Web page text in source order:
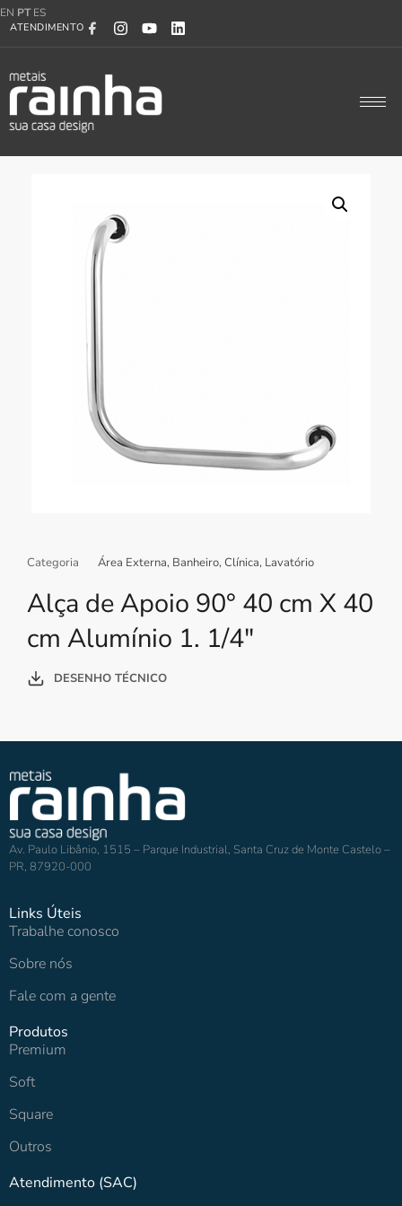
EN PT ES
ATENDIMENTO
Categoria Área Externa, Banheiro,Clínica, Lavatório
Alça de Apoio 90° 40 cm X 40
cm Alumínio 1. 1/4″
DESENHO TÉCNICO
Av. Paulo Libânio, 1515 – Parque Industrial, Santa Cruz de Monte Castelo –
PR, 87920-000
Links Úteis
Trabalhe conosco
Sobre nós
Fale com a gente
Produtos
Premium
Soft
Square
Outros
Atendimento (SAC)